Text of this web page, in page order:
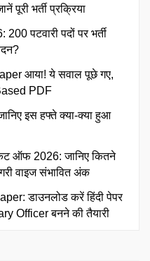
पूरी भर्ती प्रक्रिया
पटवारी पदों पर भर्ती
आया! ये सवाल पूछे गए,
PDF
इस हफ्ते क्या-क्या हुआ
ऑफ 2026: जानिए कितने
वाइज संभावित अंक
डाउनलोड करें हिंदी पेपर
Officer बनने की तैयारी